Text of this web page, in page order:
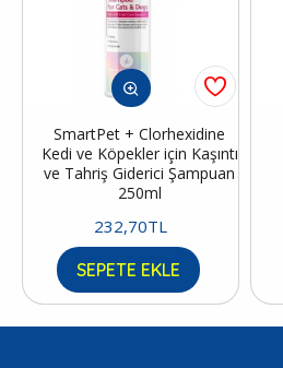
SmartPet + Clorhexidine
Kedi ve Köpekler için Kaşıntı
ve Tahriş Giderici Şampuan
250ml
232,70TL
SEPETE EKLE